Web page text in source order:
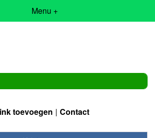
Menu +
toevoegen Contact